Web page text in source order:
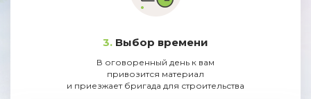
3. Выбор времени
В оговоренный день к вам
привозится материал
и приезжает бригада для строительства